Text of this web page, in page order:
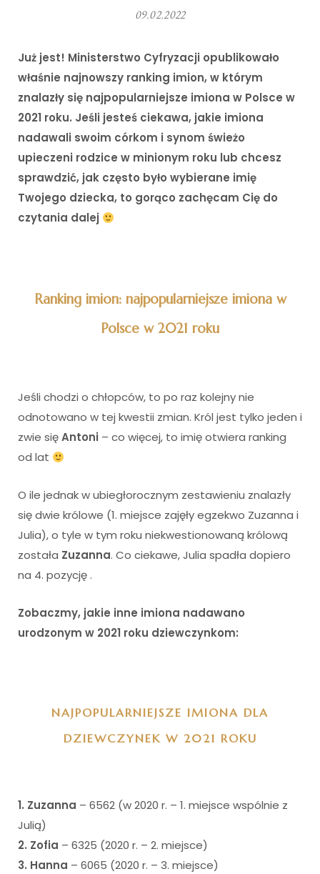
09.02.2022
Już jest! Ministerstwo Cyfryzacji opublikowało
właśnie najnowszy ranking imion, w którym
znalazły się najpopularniejsze imiona w Polsce w
2021 roku. Jeśli jesteś ciekawa, jakie imiona
nadawali swoim córkom i synom świeżo
upieczeni rodzice w minionym roku lub chcesz
sprawdzić, jak często było wybierane imię
Twojego dziecka, to gorąco zachęcam Cię do
czytania dalej
Ranking imion: najpopularniejsze imiona w
Polsce w 2021 roku
Jeśli chodzi o chłopców, to po raz kolejny nie
odnotowano w tej kwestii zmian. Król jest tylko jeden i
zwie sięAntoni – co więcej, to imię otwiera ranking
od lat
O ile jednak w ubiegłorocznym zestawieniu znalazły
się dwie królowe (1. miejsce zajęły egzekwo Zuzanna i
Julia), o tyle w tym roku niekwestionowaną królową
została Zuzanna. Co ciekawe, Julia spadła dopiero
na 4. pozycję .
Zobaczmy, jakie inne imiona nadawano
urodzonym w 2021 roku dziewczynkom:
NAJPOPULARNIEJSZE IMIONA DLA
DZIEWCZYNEK W 2021 ROKU
1. Zuzanna – 6562 (w 2020 r. – 1. miejsce wspólnie z
Julią)
2. Zofia – 6325 (2020 r. – 2. miejsce)
3. Hanna – 6065 (2020 r. – 3. miejsce)